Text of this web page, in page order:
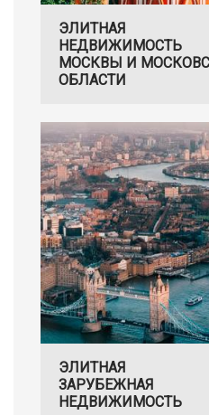
ЭЛИТНАЯ
НЕДВИЖИМОСТЬ
МОСКВЫ И
ОБЛАСТИ
ЭЛИТНАЯ
ЗАРУБЕЖНАЯ
НЕДВИЖИМОСТЬ